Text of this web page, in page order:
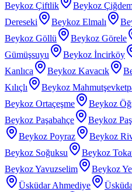
Beykoz Çiftlik
Beykoz
Dereseki
Beykoz Elmalı
Beykoz Göllü
Beykoz Görele
Gümüşsuyu
Beykoz İncirköy
Kanlıca
Beykoz Kavacık
Kılıçlı
Beykoz
Beykoz Ortaçeşme
Beykoz
Beykoz Paşabahçe
Beykoz
Beykoz Poyraz
Beykoz
Beykoz Soğuksu
Beykoz
Beykoz Yavuzselim
Beykoz
Üsküdar Ahmediye